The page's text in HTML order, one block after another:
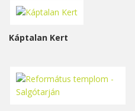
Káptalan Kert